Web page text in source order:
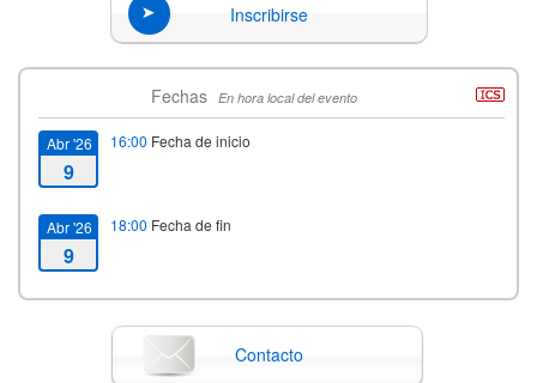
Inscribirse
Fechas En hora local del evento
Abr '26
9
16:00 Fecha de inicio
Abr '26
9
18:00 Fecha de fin
Contacto